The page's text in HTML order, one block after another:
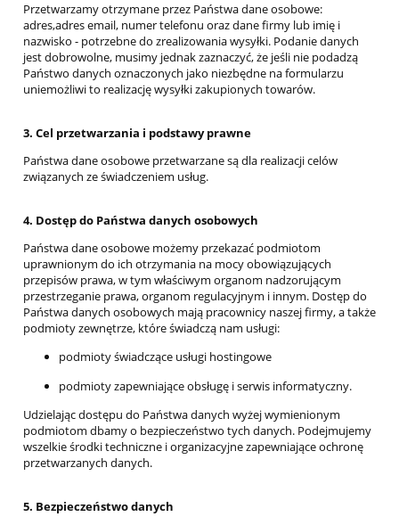
Przetwarzamy otrzymane przez Państwa dane osobowe:
adres,adres email, numer telefonu oraz dane firmy lub imię i
nazwisko - potrzebne do zrealizowania wysyłki. Podanie danych
jest dobrowolne, musimy jednak zaznaczyć, że jeśli nie podadzą
Państwo danych oznaczonych jako niezbędne na formularzu
uniemożliwi to realizację wysyłki zakupionych towarów.
3. Cel przetwarzania i podstawy prawne
Państwa dane osobowe przetwarzane są dla realizacji celów
związanych ze świadczeniem usług.
4. Dostęp do Państwa danych osobowych
Państwa dane osobowe możemy przekazać podmiotom
uprawnionym do ich otrzymania na mocy obowiązujących
przepisów prawa, w tym właściwym organom nadzorującym
przestrzeganie prawa, organom regulacyjnym i innym. Dostęp do
Państwa danych osobowych mają pracownicy naszej firmy, a także
podmioty zewnętrze, które świadczą nam usługi:
podmioty świadczące usługi hostingowe
podmioty zapewniające obsługę i serwis informatyczny.
Udzielając dostępu do Państwa danych wyżej wymienionym
podmiotom dbamy o bezpieczeństwo tych danych. Podejmujemy
wszelkie środki techniczne i organizacyjne zapewniające ochronę
przetwarzanych danych.
5. Bezpieczeństwo danych